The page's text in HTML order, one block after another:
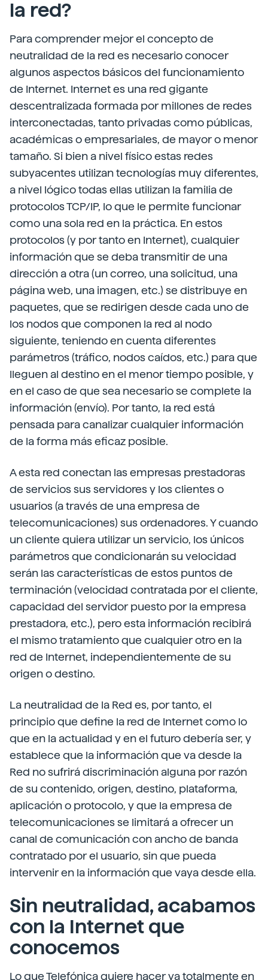
la red?
Para comprender mejor el concepto de
neutralidad de la red es necesario conocer
algunos aspectos básicos del funcionamiento
de Internet. Internet es una red gigante
descentralizada formada por millones de redes
interconectadas, tanto privadas como públicas,
académicas o empresariales, de mayor o menor
tamaño. Si bien a nivel físico estas redes
subyacentes utilizan tecnologías muy diferentes,
a nivel lógico todas ellas utilizan la familia de
protocolos TCP/IP, lo que le permite funcionar
como una sola red en la práctica. En estos
protocolos (y por tanto en Internet), cualquier
información que se deba transmitir de una
dirección a otra (un correo, una solicitud, una
página web, una imagen, etc.) se distribuye en
paquetes, que se redirigen desde cada uno de
los nodos que componen la red al nodo
siguiente, teniendo en cuenta diferentes
parámetros (tráfico, nodos caídos, etc.) para que
lleguen al destino en el menor tiempo posible, y
en el caso de que sea necesario se complete la
información (envío). Por tanto, la red está
pensada para canalizar cualquier información
de la forma más eficaz posible.
A esta red conectan las empresas prestadoras
de servicios sus servidores y los clientes o
usuarios (a través de una empresa de
telecomunicaciones) sus ordenadores. Y cuando
un cliente quiera utilizar un servicio, los únicos
parámetros que condicionarán su velocidad
serán las características de estos puntos de
terminación (velocidad contratada por el cliente,
capacidad del servidor puesto por la empresa
prestadora, etc.), pero esta información recibirá
el mismo tratamiento que cualquier otro en la
red de Internet, independientemente de su
origen o destino.
La neutralidad de la Red es, por tanto, el
principio que define la red de Internet como lo
que en la actualidad y en el futuro debería ser, y
establece que la información que va desde la
Red no sufrirá discriminación alguna por razón
de su contenido, origen, destino, plataforma,
aplicación o protocolo, y que la empresa de
telecomunicaciones se limitará a ofrecer un
canal de comunicación con ancho de banda
contratado por el usuario, sin que pueda
intervenir en la información que vaya desde ella.
Sin neutralidad, acabamos
con la Internet que
conocemos
Lo que Telefónica quiere hacer va totalmente en